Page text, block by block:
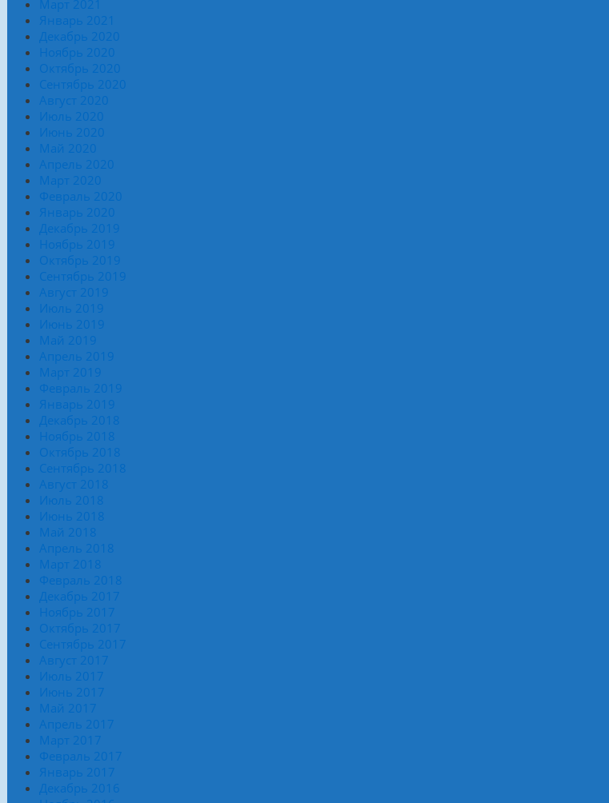
Март 2021
Январь 2021
Декабрь 2020
Ноябрь 2020
Октябрь 2020
Сентябрь 2020
Август 2020
Июль 2020
Июнь 2020
Май 2020
Апрель 2020
Март 2020
Февраль 2020
Январь 2020
Декабрь 2019
Ноябрь 2019
Октябрь 2019
Сентябрь 2019
Август 2019
Июль 2019
Июнь 2019
Май 2019
Апрель 2019
Март 2019
Февраль 2019
Январь 2019
Декабрь 2018
Ноябрь 2018
Октябрь 2018
Сентябрь 2018
Август 2018
Июль 2018
Июнь 2018
Май 2018
Апрель 2018
Март 2018
Февраль 2018
Декабрь 2017
Ноябрь 2017
Октябрь 2017
Сентябрь 2017
Август 2017
Июль 2017
Июнь 2017
Май 2017
Апрель 2017
Март 2017
Февраль 2017
Январь 2017
Декабрь 2016